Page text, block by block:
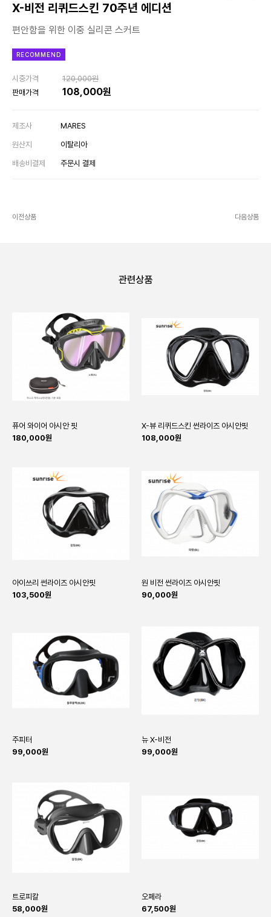
X-비전 리퀴드스킨 70주년 에디션
편안함을 위한 이중 실리콘 스커트
RECOMMEND
시중가격
120,000원
판매가격
108,000원
제조사 MARES
원산지 이탈리아
배송비결제 주문시 결제
이전상품 다음상품
관련상품
퓨어 와이어 아시안 핏
180,000원
X-뷰 리퀴드스킨 썬라이즈 아시안핏
108,000원
아이쓰리 썬라이즈 아시안핏
103,500원
원 비전 썬라이즈 아시안핏
90,000원
주피터
99,000원
뉴 X-비전
99,000원
트로피칼
58,000원
오페라
67,500원